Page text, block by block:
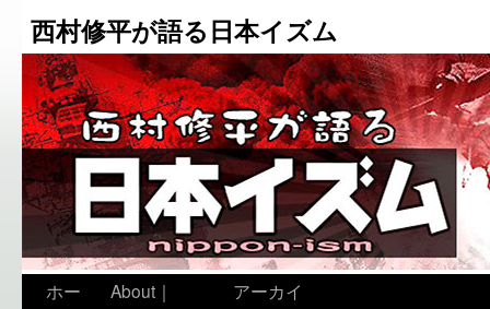
西村修平が語る日本イズム
ホー
About｜
アーカイ